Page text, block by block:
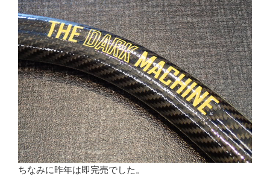
ちなみに昨年は即完売でした。